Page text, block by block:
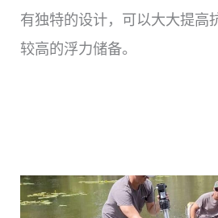
有独特的设计，可以大大提高
较高的浮力储备。